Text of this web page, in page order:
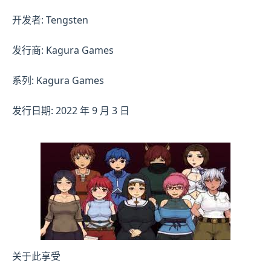
开发者: Tengsten
发行商: Kagura Games
系列: Kagura Games
发行日期: 2022 年 9 月 3 日
关于此享受